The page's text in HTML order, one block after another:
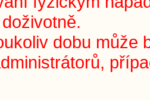
dobu může